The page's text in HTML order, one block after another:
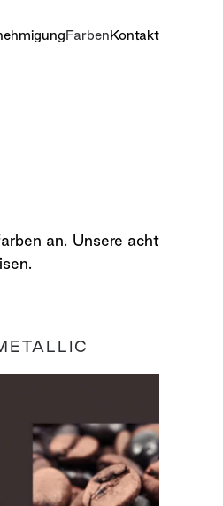
FarbenKontakt
an. Unsere acht